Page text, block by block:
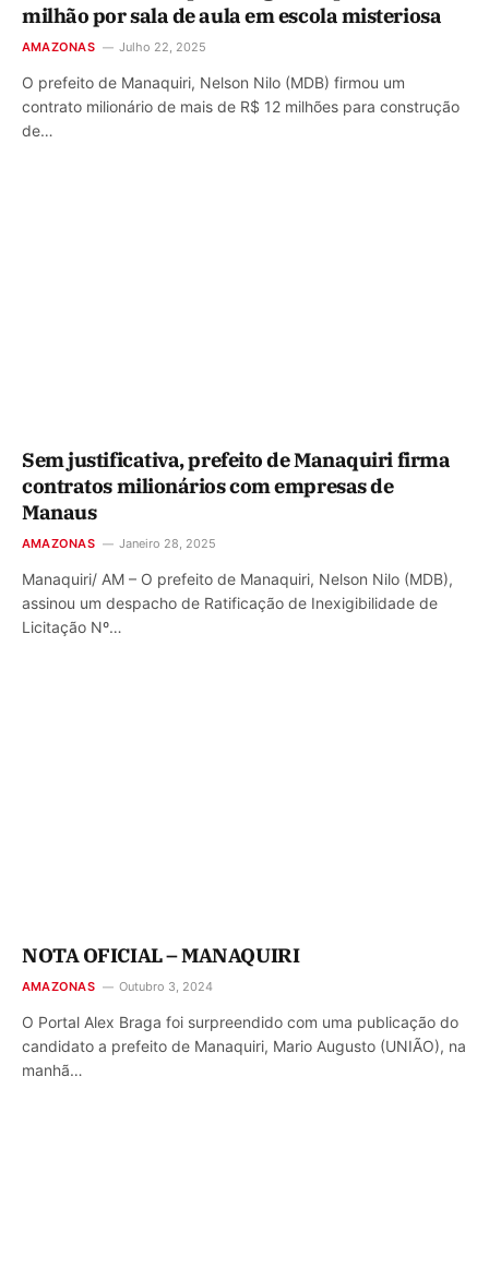
milhão por sala de aula em escola misteriosa
AMAZONAS Julho 22, 2025
O prefeito de Manaquiri, Nelson Nilo (MDB) firmou um
contrato milionário de mais de R$ 12 milhões para construção
de…
Sem justificativa, prefeito de Manaquiri firma
contratos milionários com empresas de
Manaus
AMAZONAS Janeiro 28, 2025
Manaquiri/ AM – O prefeito de Manaquiri, Nelson Nilo (MDB),
assinou um despacho de Ratificação de Inexigibilidade de
Licitação Nº…
NOTA OFICIAL – MANAQUIRI
AMAZONAS Outubro 3, 2024
O Portal Alex Braga foi surpreendido com uma publicação do
candidato a prefeito de Manaquiri, Mario Augusto (UNIÃO), na
manhã…